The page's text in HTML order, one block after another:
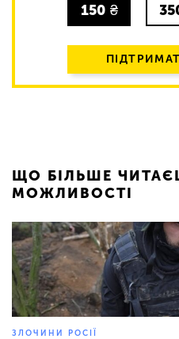
150 ₴
ЩО БІЛЬШЕ
МОЖЛИВОСТІ
ЗЛОЧИНИ РОСІЇ